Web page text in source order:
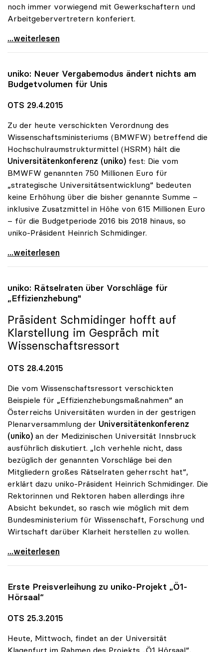
noch immer vorwiegend mit Gewerkschaftern und
Arbeitgebervertretern konferiert.
Unis sind „Magneten der Neuzuwanderung\"
...weiterlesen
uniko: Neuer Vergabemodus ändert nichts am
Budgetvolumen für Unis
OTS 29.4.2015
Zu der heute verschickten Verordnung des
Wissenschaftsministeriums (BMWFW) betreffend die
Hochschulraumstrukturmittel (HSRM) hält die
Universitätenkonferenz (uniko) fest: Die vom
BMWFW genannten 750 Millionen Euro für
„strategische Universitätsentwicklung“ bedeuten
keine Erhöhung über die bisher genannte Summe –
inklusive Zusatzmittel in Höhe von 615 Millionen Euro
– für die Budgetperiode 2016 bis 2018 hinaus, so
uniko-Präsident Heinrich Schmidinger.
uniko: Neuer Vergabemodus ändert nichts am
...weiterlesen
uniko: Rätselraten über Vorschläge für
„Effizienzhebung"
Präsident Schmidinger hofft auf
Klarstellung im Gespräch mit
Wissenschaftsressort
OTS 28.4.2015
Die vom Wissenschaftsressort verschickten
Beispiele für „Effizienzhebungsmaßnahmen“ an
Österreichs Universitäten wurden in der gestrigen
Plenarversammlung der Universitätenkonferenz
(uniko) an der Medizinischen Universität Innsbruck
ausführlich diskutiert. „Ich verhehle nicht, dass
bezüglich der genannten Vorschläge bei den
Mitgliedern großes Rätselraten geherrscht hat“,
erklärt dazu uniko-Präsident Heinrich Schmidinger. Die
Rektorinnen und Rektoren haben allerdings ihre
Absicht bekundet, so rasch wie möglich mit dem
Bundesministerium für Wissenschaft, Forschung und
Wirtschaft darüber Klarheit herstellen zu wollen.
uniko: Rätselraten über Vorschläge für
...weiterlesen
Erste Preisverleihung zu uniko-Projekt „Ö1-
Hörsaal“
OTS 25.3.2015
Heute, Mittwoch, findet an der Universität
Klagenfurt im Rahmen des Projekts „Ö1 Hörsaal“,